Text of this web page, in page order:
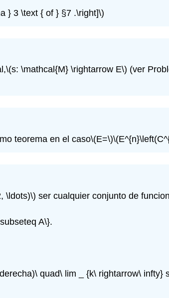
} 3 \text { of } §7 .\right]\)
\(s: \mathcal{M} \rightarrow E\) (ver
teorema en el caso\(E=\)
\ldots)\) ser cualquier conjunto de
A\}.
quad\ lim _ {k\ rightarrow\ infty}